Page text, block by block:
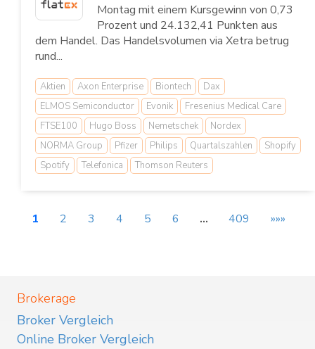
Montag mit einem Kursgewinn von 0,73
Prozent und 24.132,41 Punkten aus
dem Handel. Das Handelsvolumen via Xetra betrug
rund...
Aktien Axon Enterprise Biontech
Dax
ELMOS Semiconductor
Evonik
Fresenius Medical Care
FTSE100
Hugo Boss Nemetschek
Nordex
NORMA Group
Pfizer Philips Quartalszahlen
Shopify
Spotify
Telefonica Thomson Reuters
1 2 3 4 5 6 … 409 »»»
Brokerage
Broker Vergleich
Online Broker Vergleich